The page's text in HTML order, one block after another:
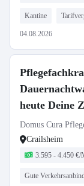
Kantine
04.08.2026
heute Deine
Domus Cura
Crailsheim
3.595 - 4.450 €/
Gute